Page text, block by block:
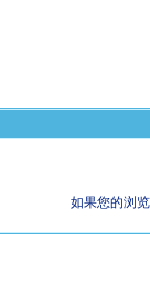
如果您的浏